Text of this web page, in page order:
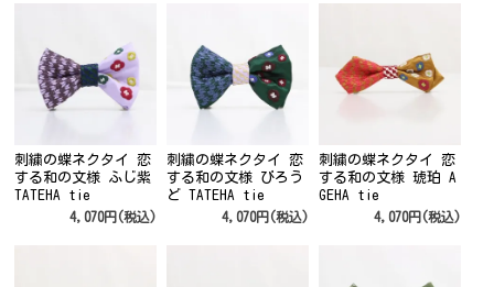
刺繍の蝶ネクタイ 恋
する和の文様 ふじ紫
TATEHA tie
4,070円(税込)
刺繍の蝶ネクタイ 恋
する和の文様 びろう
ど TATEHA tie
4,070円(税込)
刺繍の蝶ネクタイ 恋
する和の文様 琥珀 A
GEHA tie
4,070円(税込)